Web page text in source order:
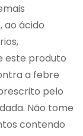
ao ácido
este produto
a febre
pelo
Não tome
contendo